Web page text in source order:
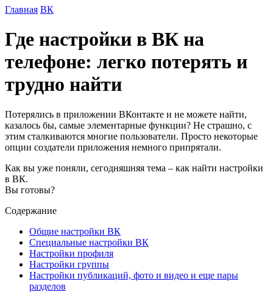
Главная ВК
Где настройки в ВК на
телефоне: легко потерять и
трудно найти
Потерялись в приложении ВКонтакте и не можете найти,
казалось бы, самые элементарные функции? Не страшно, с
этим сталкиваются многие пользователи. Просто некоторые
опции создатели приложения немного припрятали.
Как вы уже поняли, сегодняшняя тема – как найти настройки
в ВК.
Вы готовы?
Содержание
Общие настройки ВК
Специальные настройки ВК
Настройки профиля
Настройки группы
Настройки публикаций, фото и видео и еще пары
разделов